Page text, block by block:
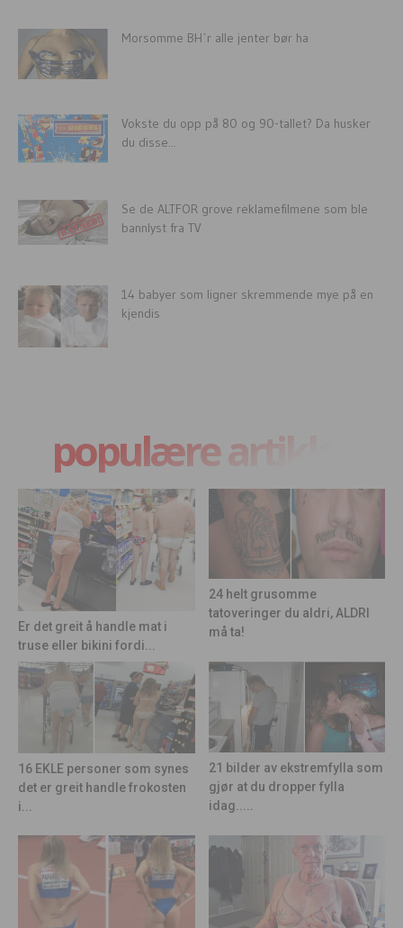
Morsomme BH`r alle jenter bør ha
Vokste du opp på 80 og 90-tallet? Da husker
du disse...
Se de ALTFOR grove reklamefilmene som ble
bannlyst fra TV
14 babyer som ligner skremmende mye på en
kjendis
populære artikler
Er det greit å handle mat i
truse eller bikini fordi...
24 helt grusomme
tatoveringer du aldri, ALDRI
må ta!
16 EKLE personer som synes
det er greit handle frokosten
i...
21 bilder av ekstremfylla som
gjør at du dropper fylla
idag.....